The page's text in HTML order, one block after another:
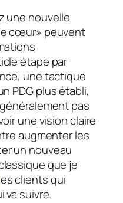
une nouvelle
cœur» peuvent
étape par
une tactique
PDG plus établi,
pas
une vision claire
augmenter les
un nouveau
que je
clients qui
va suivre.